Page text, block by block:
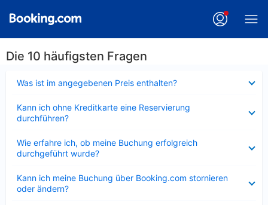
Die 10 häufigsten Fragen
Was ist im angegebenen Preis enthalten?
Kann ich ohne Kreditkarte eine Reservierung
durchführen?
Wie erfahre ich, ob meine Buchung erfolgreich
durchgeführt wurde?
Kann ich meine Buchung über Booking.com stornieren
oder ändern?